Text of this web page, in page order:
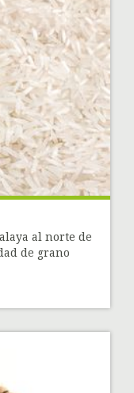
al norte de
de grano